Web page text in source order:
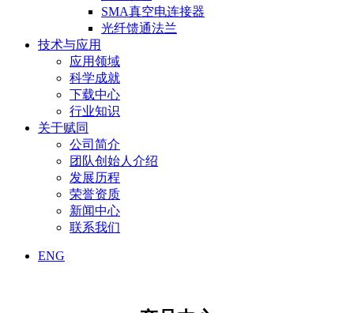
SMA真空电连接器
光纤馈通法兰
技术与应用
应用领域
科学成就
下载中心
行业知识
关于赋同
公司简介
团队创始人介绍
发展历程
荣誉资质
新闻中心
联系我们
ENG